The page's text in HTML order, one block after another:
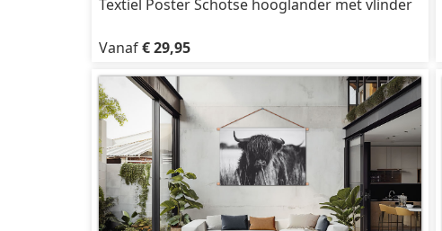
Textiel Poster Schotse hooglander met vlinder
Vanaf€ 29,95